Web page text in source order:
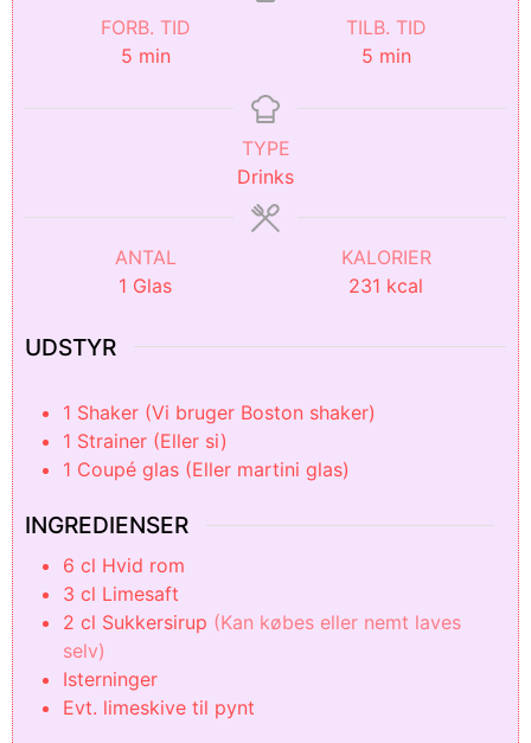
FORB. TID
5 min
TILB. TID
5 min
TYPE
Drinks
ANTAL
1 Glas
KALORIER
231 kcal
UDSTYR
1 Shaker (Vi bruger Boston shaker)
1 Strainer (Eller si)
1 Coupé glas (Eller martini glas)
INGREDIENSER
6 cl Hvid rom
3 cl Limesaft
2 cl Sukkersirup (Kan købes eller nemt laves
selv)
Isterninger
Evt. limeskive til pynt